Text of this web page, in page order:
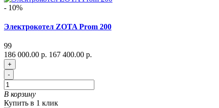
- 10%
Электрокотел ZOTA Prom 200
99
186 000.00 р. 167 400.00 р.
+
-
В корзину
Купить в 1 клик